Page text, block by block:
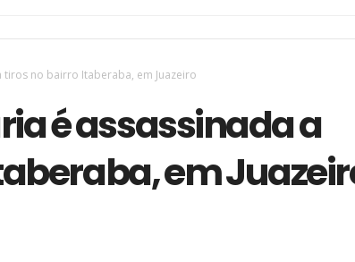
no bairro Itaberaba, em Juazeiro
é assassinada a
em